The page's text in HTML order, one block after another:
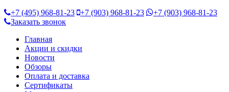
+7 (495) 968-81-23 +7 (903) 968-81-23 +7 (903) 968-81-23
Заказать звонок
Главная
Акции и скидки
Новости
Обзоры
Оплата и доставка
Сертификаты